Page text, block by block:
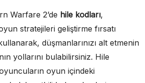
Warfare 2’de hile kodları,
stratejileri geliştirme fırsatı
düşmanlarınızı alt etmenin
yollarını bulabilirsiniz. Hile
oyun içindeki